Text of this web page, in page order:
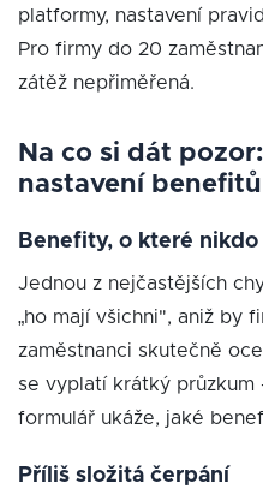
platformy, nastavení
Pro firmy do 20
zátěž nepřiměřená.
Na co si dát
nastavení benefitů
Benefity, o které
Jednou z nejčastějších
„ho mají všichni", aniž by
zaměstnanci skutečně
se vyplatí krátký
formulář ukáže, jaké
Příliš složitá čerpání